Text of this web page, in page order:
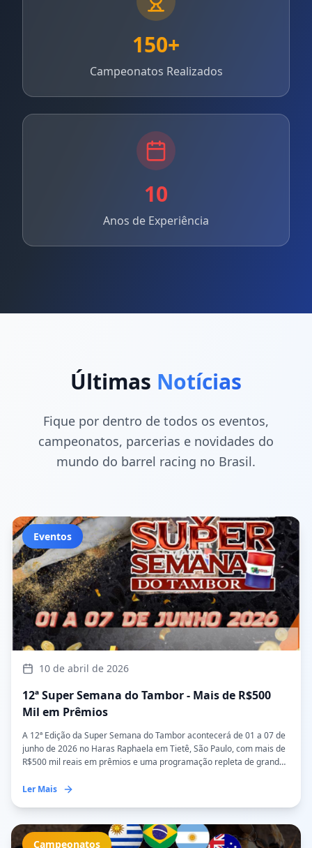
150+
Campeonatos Realizados
10
Anos de Experiência
Últimas Notícias
Fique por dentro de todos os eventos,
campeonatos, parcerias e novidades do
mundo do barrel racing no Brasil.
Eventos
10 de abril de 2026
12ª Super Semana do Tambor - Mais de R$500
Mil em Prêmios
A 12ª Edição da Super Semana do Tambor acontecerá de 01 a 07 de
junho de 2026 no Haras Raphaela em Tietê, São Paulo, com mais de
R$500 mil reais em prêmios e uma programação repleta de grandes
Ler Mais
Campeonatos